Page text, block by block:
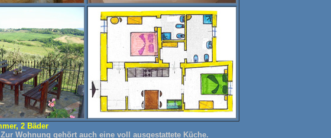
2 Bäder
Wohnung gehört auch eine voll ausgestattete Küche.